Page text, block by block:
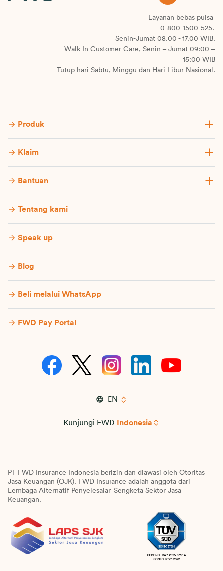
Layanan bebas pulsa
0-800-1500-525.
Senin-Jumat 08.00 - 17.00 WIB.
Walk In Customer Care, Senin – Jumat 09:00 –
15:00 WIB
Tutup hari Sabtu, Minggu dan Hari Libur Nasional.
Produk
Klaim
Bantuan
Tentang kami
Speak up
Blog
Beli melalui WhatsApp
FWD Pay Portal
EN
Kunjungi FWD Indonesia
PT FWD Insurance Indonesia berizin dan diawasi oleh Otoritas
Jasa Keuangan (OJK). FWD Insurance adalah anggota dari
Lembaga Alternatif Penyelesaian Sengketa Sektor Jasa
Keuangan.